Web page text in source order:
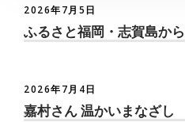
2026年7月5日
ふるさと福岡・志賀島か
2026年7月4日
嘉村さん 温かいまなざし